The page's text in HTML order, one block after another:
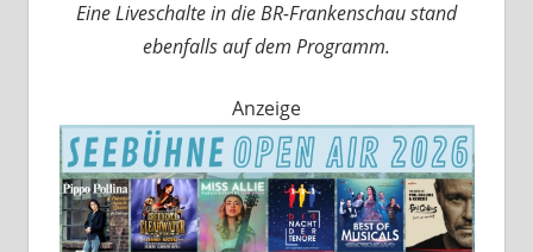
Eine Liveschalte in die BR-Frankenschau stand
ebenfalls auf dem Programm.
Anzeige